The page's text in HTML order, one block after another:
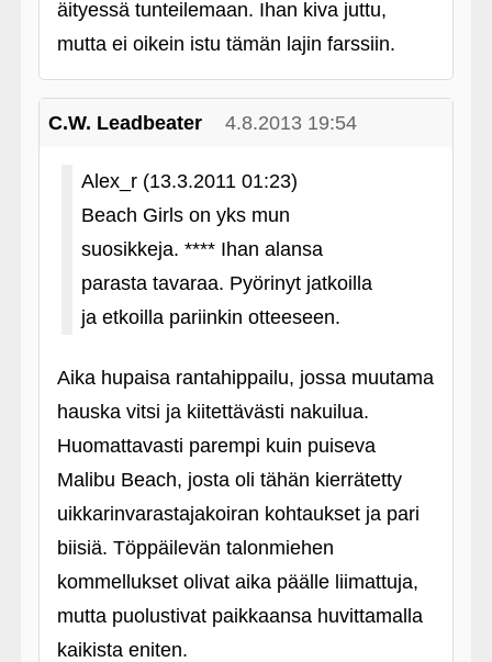
äityessä tunteilemaan. Ihan kiva juttu,
mutta ei oikein istu tämän lajin farssiin.
C.W. Leadbeater 4.8.2013 19:54
Alex_r (13.3.2011 01:23)
Beach Girls on yks mun
suosikkeja. **** Ihan alansa
parasta tavaraa. Pyörinyt jatkoilla
ja etkoilla pariinkin otteeseen.
Aika hupaisa rantahippailu, jossa muutama
hauska vitsi ja kiitettävästi nakuilua.
Huomattavasti parempi kuin puiseva
Malibu Beach, josta oli tähän kierrätetty
uikkarinvarastajakoiran kohtaukset ja pari
biisiä. Töppäilevän talonmiehen
kommellukset olivat aika päälle liimattuja,
mutta puolustivat paikkaansa huvittamalla
kaikista eniten.